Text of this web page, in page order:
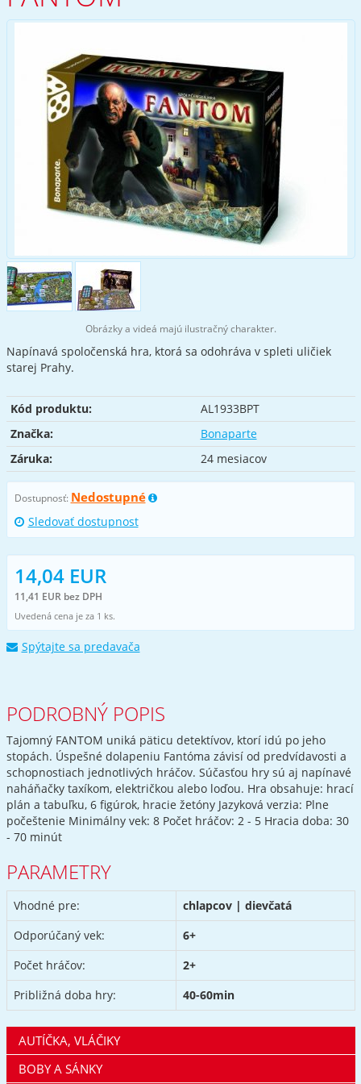
Obrázky a videá majú ilustračný charakter.
Napínavá spoločenská hra, ktorá sa odohráva v spleti uličiek
starej Prahy.
Kód produktu:
AL1933BPT
Značka:
Bonaparte
Záruka:
24 mesiacov
Dostupnosť: Nedostupné
Sledovať dostupnost
14,04 EUR
11,41 EUR bez DPH
Uvedená cena je za 1 ks.
Spýtajte sa predavača
PODROBNÝ POPIS
Tajomný FANTOM uniká päticu detektívov, ktorí idú po jeho
stopách. Úspešné dolapeniu Fantóma závisí od predvídavosti a
schopnostiach jednotlivých hráčov. Súčasťou hry sú aj napínavé
naháňačky taxíkom, električkou alebo loďou. Hra obsahuje: hrací
plán a tabuľku, 6 figúrok, hracie žetóny Jazyková verzia: Plne
počeštenie Minimálny vek: 8 Počet hráčov: 2 - 5 Hracia doba: 30
- 70 minút
PARAMETRY
Vhodné pre:
chlapcov | dievčatá
Odporúčaný vek:
6+
Počet hráčov:
2+
Približná doba hry:
40-60min
AUTÍČKA, VLÁČIKY
BOBY A SÁNKY